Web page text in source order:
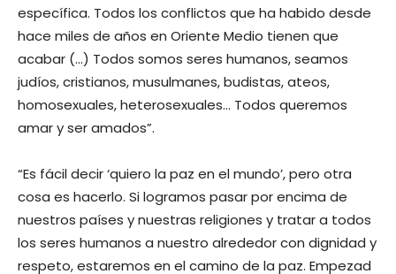
específica. Todos los conflictos que ha habido desde
hace miles de años en Oriente Medio tienen que
acabar (…) Todos somos seres humanos, seamos
judíos, cristianos, musulmanes, budistas, ateos,
homosexuales, heterosexuales… Todos queremos
amar y ser amados”.
“Es fácil decir ‘quiero la paz en el mundo’, pero otra
cosa es hacerlo. Si logramos pasar por encima de
nuestros países y nuestras religiones y tratar a todos
los seres humanos a nuestro alrededor con dignidad y
respeto, estaremos en el camino de la paz. Empezad